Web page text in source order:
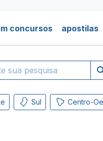
concursos apostilas
Sul Centro-